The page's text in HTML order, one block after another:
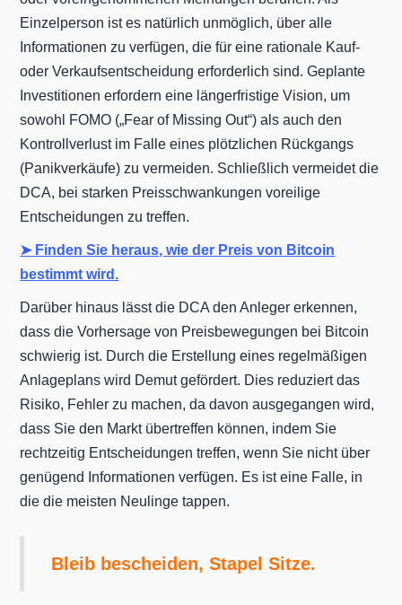
Einzelperson ist es natürlich unmöglich, über alle
Informationen zu verfügen, die für eine rationale Kauf-
oder Verkaufsentscheidung erforderlich sind. Geplante
Investitionen erfordern eine längerfristige Vision, um
sowohl FOMO („Fear of Missing Out“) als auch den
Kontrollverlust im Falle eines plötzlichen Rückgangs
(Panikverkäufe) zu vermeiden. Schließlich vermeidet die
DCA, bei starken Preisschwankungen voreilige
Entscheidungen zu treffen.
➤ Finden Sie heraus, wie der Preis von Bitcoin
bestimmt wird.
Darüber hinaus lässt die DCA den Anleger erkennen,
dass die Vorhersage von Preisbewegungen bei Bitcoin
schwierig ist. Durch die Erstellung eines regelmäßigen
Anlageplans wird Demut gefördert. Dies reduziert das
Risiko, Fehler zu machen, da davon ausgegangen wird,
dass Sie den Markt übertreffen können, indem Sie
rechtzeitig Entscheidungen treffen, wenn Sie nicht über
genügend Informationen verfügen. Es ist eine Falle, in
die die meisten Neulinge tappen.
Bleib bescheiden, Stapel Sitze.